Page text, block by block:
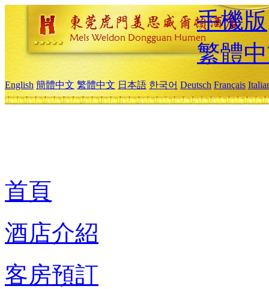
手機版
繁體
English 簡體中文 繁體中文 日本語 한국어 Deutsch Français
首頁
酒店介紹
客房預訂